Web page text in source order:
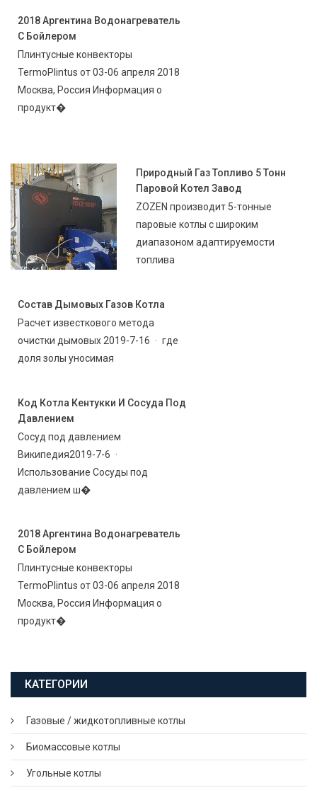
2018 Аргентина Водонагреватель
С Бойлером
Плинтусные конвекторы
TermoPlintus от 03-06 апреля 2018
Москва, Россия Информация о
продукт�
Природный Газ Топливо 5 Тонн
Паровой Котел Завод
ZOZEN производит 5-тонные
паровые котлы с широким
диапазоном адаптируемости
топлива
Состав Дымовых Газов Котла
Расчет известкового метода
очистки дымовых 2019-7-16 · где
доля золы уносимая
Код Котла Кентукки И Сосуда Под
Давлением
Сосуд под давлением
Википедия2019-7-6 ·
Использование Сосуды под
давлением ш�
2018 Аргентина Водонагреватель
С Бойлером
Плинтусные конвекторы
TermoPlintus от 03-06 апреля 2018
Москва, Россия Информация о
продукт�
КАТЕГОРИИ
Газовые / жидкотопливные котлы
Биомассовые котлы
Угольные котлы